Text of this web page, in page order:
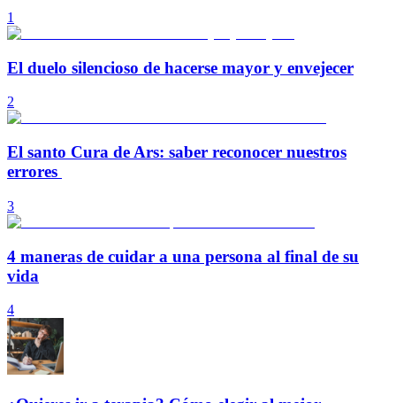
1
El duelo silencioso de hacerse mayor y envejecer
2
El santo Cura de Ars: saber reconocer nuestros
errores
3
4 maneras de cuidar a una persona al final de su
vida
4